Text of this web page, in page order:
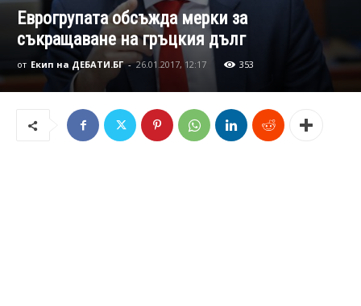
Еврогрупата обсъжда мерки за
съкращаване на гръцкия дълг
от Екип на ДЕБАТИ.БГ - 26.01.2017, 12:17 353